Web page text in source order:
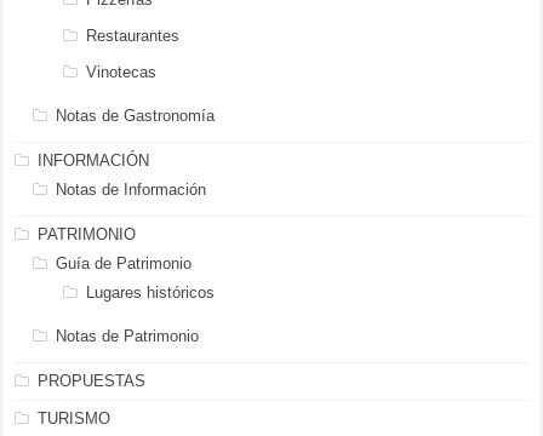
Restaurantes
Vinotecas
Notas de Gastronomía
INFORMACIÓN
Notas de Información
PATRIMONIO
Guía de Patrimonio
Lugares históricos
Notas de Patrimonio
PROPUESTAS
TURISMO